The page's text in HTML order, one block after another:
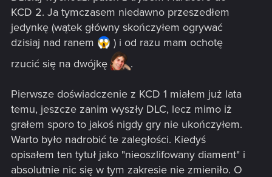
KCD 2. Ja tymczasem niedawno przeszedłem
jedynkę (wątek główny skończyłem ogrywać
dzisiaj nad ranem
) i od razu mam ochotę
rzucić się na dwójkę
.
Pierwsze doświadczenie z KCD 1 miałem już lata
temu, jeszcze zanim wyszły DLC, lecz mimo iż
grałem sporo to jakoś nigdy gry nie ukończyłem.
Warto było nadrobić te zaległości. Kiedyś
opisałem ten tytuł jako "nieoszlifowany diament" i
absolutnie nic się w tym zakresie nie zmieniło. O